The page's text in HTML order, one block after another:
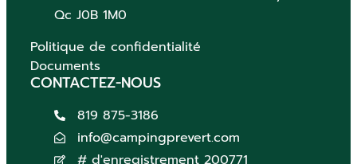
Qc J0B 1M0
Politique de confidentialité
Documents
CONTACTEZ-NOUS
819 875-3186
info@campingprevert.com